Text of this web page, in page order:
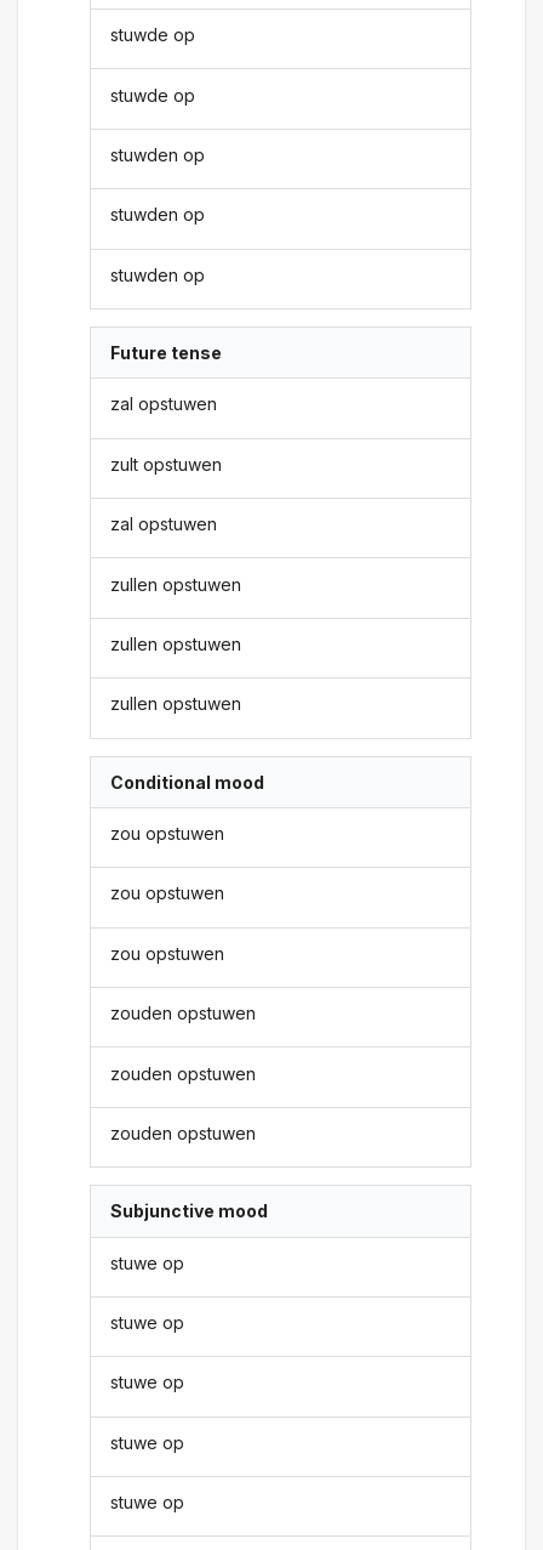
stuwde op
stuwde op
stuwden op
stuwden op
stuwden op
Future tense
zal opstuwen
zult opstuwen
zal opstuwen
zullen opstuwen
zullen opstuwen
zullen opstuwen
Conditional mood
zou opstuwen
zou opstuwen
zou opstuwen
zouden opstuwen
zouden opstuwen
zouden opstuwen
Subjunctive mood
stuwe op
stuwe op
stuwe op
stuwe op
stuwe op